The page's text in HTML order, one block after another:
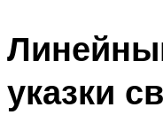
указки